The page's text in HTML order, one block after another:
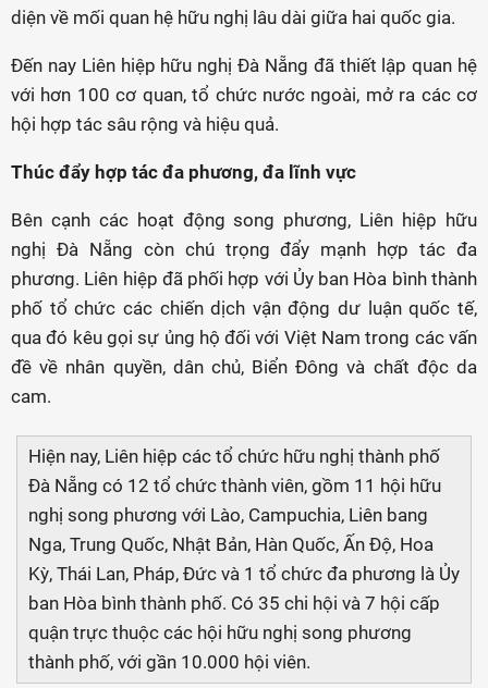
diện về mối quan hệ hữu nghị lâu dài giữa hai quốc gia.
Đến nay Liên hiệp hữu nghị Đà Nẵng đã thiết lập quan hệ
với hơn 100 cơ quan, tổ chức nước ngoài, mở ra các cơ
hội hợp tác sâu rộng và hiệu quả.
Thúc đẩy hợp tác đa phương, đa lĩnh vực
Bên cạnh các hoạt động song phương, Liên hiệp hữu
nghị Đà Nẵng còn chú trọng đẩy mạnh hợp tác đa
phương. Liên hiệp đã phối hợp với Ủy ban Hòa bình thành
phố tổ chức các chiến dịch vận động dư luận quốc tế,
qua đó kêu gọi sự ủng hộ đối với Việt Nam trong các vấn
đề về nhân quyền, dân chủ, Biển Đông và chất độc da
cam.
Hiện nay, Liên hiệp các tổ chức hữu nghị thành phố
Đà Nẵng có 12 tổ chức thành viên, gồm 11 hội hữu
nghị song phương với Lào, Campuchia, Liên bang
Nga, Trung Quốc, Nhật Bản, Hàn Quốc, Ấn Độ, Hoa
Kỳ, Thái Lan, Pháp, Đức và 1 tổ chức đa phương là Ủy
ban Hòa bình thành phố. Có 35 chi hội và 7 hội cấp
quận trực thuộc các hội hữu nghị song phương
thành phố, với gần 10.000 hội viên.